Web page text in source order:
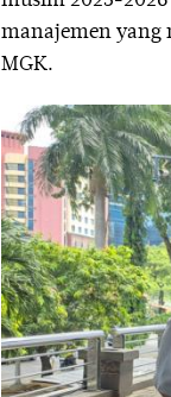
manajemen yang
MGK.